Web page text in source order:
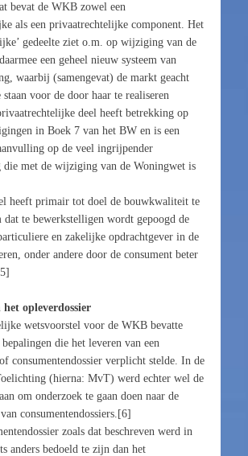
bevat de WKB zowel een
als een privaatrechtelijke component. Het
gedeelte ziet o.m. op wijziging van de
een geheel nieuw systeem van
waarbij (samengevat) de markt geacht
voor de door haar te realiseren
deel heeft betrekking op
in Boek 7 van het BW en is een
op de veel ingrijpender
met de wijziging van de Woningwet is
heeft primair tot doel de bouwkwaliteit te
dat te bewerkstelligen wordt gepoogd de
en zakelijke opdrachtgever in de
onder andere door de consument beter
opleverdossier
wetsvoorstel voor de WKB bevatte
die het leveren van een
consumentendossier verplicht stelde. In de
(hierna: MvT) werd echter wel de
om onderzoek te gaan doen naar de
consumentendossiers.[6]
zoals dat beschreven werd in
anders bedoeld te zijn dan het